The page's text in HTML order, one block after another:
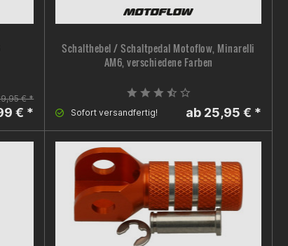
€ *
€ *
Schalthebel / Schaltpedal Motoflow, Minarelli
AM6, verschiedene Farben
Sofort versandfertig! ab 25,95 € *